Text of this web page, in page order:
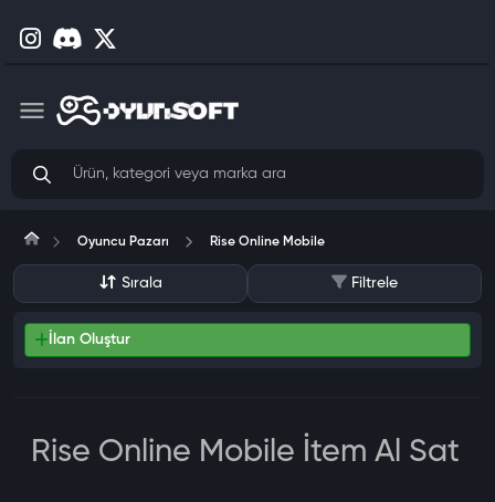
Oyuncu Pazarı Rise Online Mobile
Sırala Filtrele
İlan Oluştur
Rise Online Mobile İtem Al Sat